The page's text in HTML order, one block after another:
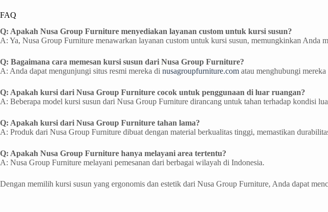
FAQ
Q: Apakah Nusa Group Furniture menyediakan layanan custom untuk kursi susun?
A: Ya, Nusa Group Furniture menawarkan layanan custom untuk kursi susun, memungkinkan Anda
Q: Bagaimana cara memesan kursi susun dari Nusa Group Furniture?
A: Anda dapat mengunjungi situs resmi mereka di nusagroupfurniture.com atau menghubungi
Q: Apakah kursi dari Nusa Group Furniture cocok untuk penggunaan di luar ruangan?
A: Beberapa model kursi susun dari Nusa Group Furniture dirancang untuk tahan terhadap kondisi
Q: Apakah kursi dari Nusa Group Furniture tahan lama?
A: Produk dari Nusa Group Furniture dibuat dengan material berkualitas tinggi, memastikan
Q: Apakah Nusa Group Furniture hanya melayani area tertentu?
A: Nusa Group Furniture melayani pemesanan dari berbagai wilayah di Indonesia.
Dengan memilih kursi susun yang ergonomis dan estetik dari Nusa Group Furniture, Anda dapat